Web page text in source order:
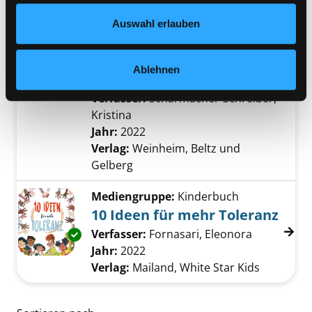
Auswahl erlauben
Ablehnen
Exemplar-Details von Was ist zuhause?
Mediengruppe:Kinderbuch
Was ist zuhause?
vom Wohnen, Leben, Weggehen
Verfasser:Scharmacher-Schreiber,
Kristina
Jahr: 2022
Verlag: Weinheim, Beltz und
Gelberg
Exemplar-Details von 10 Ideen für mehr
Mediengruppe: Kinderbuch
10 Ideen für mehr Toleranz
Verfasser: Fornasari, Eleonora Suche
Jahr: 2022
Verlag: Mailand, White Star Kids